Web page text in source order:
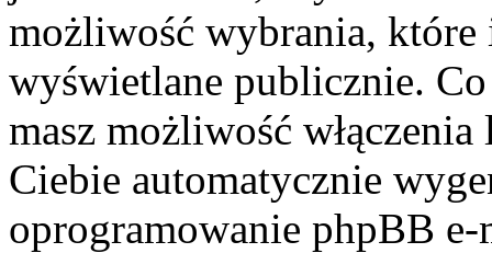
możliwość wybrania,
wyświetlane publicznie.
masz możliwość
Ciebie automatycznie
oprogramowanie phpBB